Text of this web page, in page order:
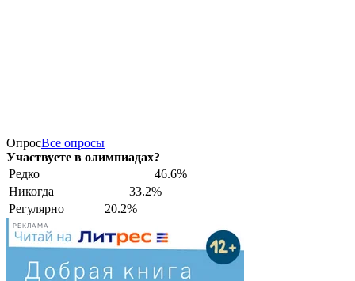
ОпросВсе опросы
Участвуете в олимпиадах?
Редко
46.6%
Никогда
33.2%
Регулярно
20.2%
РЕКЛАМА